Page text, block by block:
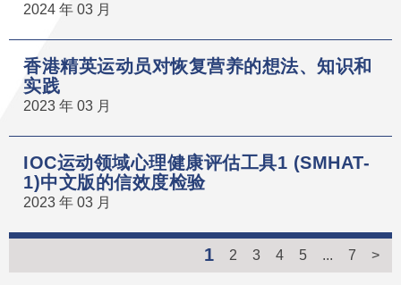
2024 年 03 月
香港精英运动员对恢复营养的想法、知识和
实践
2023 年 03 月
IOC运动领域心理健康评估工具1 (SMHAT-
1)中文版的信效度检验
2023 年 03 月
1 2 3 4 5 ... 7 >